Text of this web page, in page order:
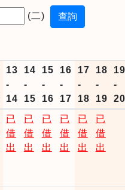
(二)
13
-
14
14
-
15
15
-
16
16
-
17
17
-
18
18
-
19
19
-
20
已
借
出
已
借
出
已
借
出
已
借
出
已
借
出
已
借
出